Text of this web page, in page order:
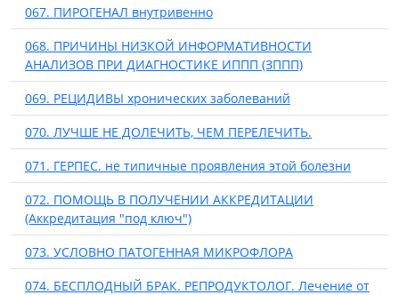
067. ПИРОГЕНАЛ внутривенно
068. ПРИЧИНЫ НИЗКОЙ ИНФОРМАТИВНОСТИ
АНАЛИЗОВ ПРИ ДИАГНОСТИКЕ ИППП (ЗППП)
069. РЕЦИДИВЫ хронических заболеваний
070. ЛУЧШЕ НЕ ДОЛЕЧИТЬ, ЧЕМ ПЕРЕЛЕЧИТЬ.
071. ГЕРПЕС. не типичные проявления этой болезни
072. ПОМОЩЬ В ПОЛУЧЕНИИ АККРЕДИТАЦИИ
(Аккредитация "под ключ")
073. УСЛОВНО ПАТОГЕННАЯ МИКРОФЛОРА
074. БЕСПЛОДНЫЙ БРАК. РЕПРОДУКТОЛОГ. Лечение от